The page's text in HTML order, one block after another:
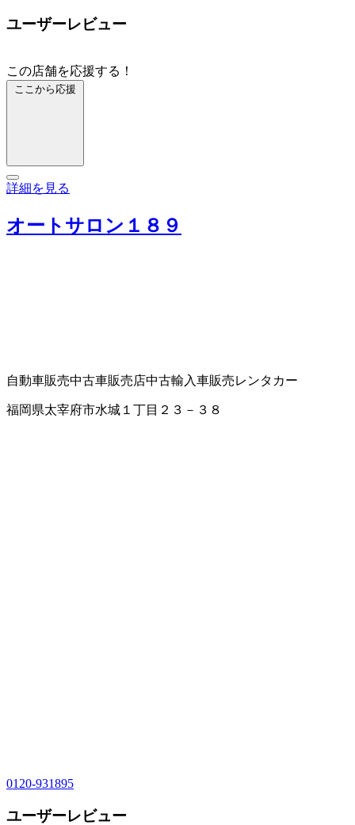
ユーザーレビュー
この店舗を応援する！
ここから応援
詳細を見る
オートサロン１８９
自動車販売中古車販売店中古輸入車販売レンタカー
福岡県太宰府市水城１丁目２３－３８
0120-931895
ユーザーレビュー